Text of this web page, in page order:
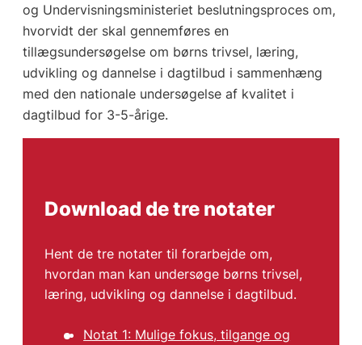
og Undervisningsministeriet beslutningsproces om,
hvorvidt der skal gennemføres en
tillægsundersøgelse om børns trivsel, læring,
udvikling og dannelse i dagtilbud i sammenhæng
med den nationale undersøgelse af kvalitet i
dagtilbud for 3-5-årige.
Download de tre notater
Hent de tre notater til forarbejde om,
hvordan man kan undersøge børns trivsel,
læring, udvikling og dannelse i dagtilbud.
Notat 1: Mulige fokus, tilgange og